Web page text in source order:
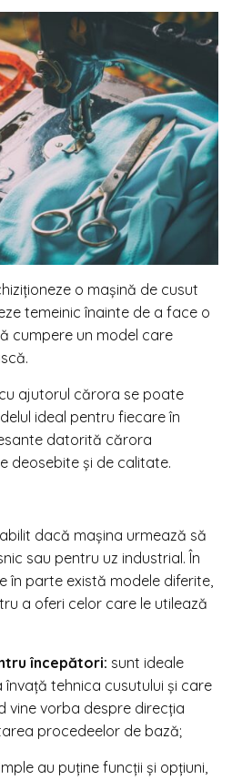
o mașină de cusut
temeinic înainte de a face o
cumpere un model care
ajutorul cărora se poate
ideal pentru fiecare în
datorită cărora
deosebite și de calitate.
dacă mașina urmează să
sau pentru uz industrial. În
în parte există modele diferite,
a oferi celor care le utilează
începători: sunt ideale
tehnica cusutului și care
vine vorba despre direcția
procedeelor de bază;
au puține funcții și opțiuni,